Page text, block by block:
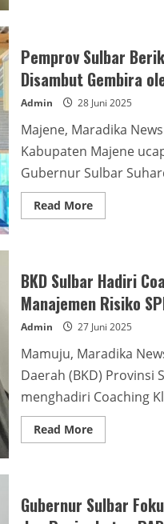
Menunggu
Pertek,
Gubernur
SDK
Lambannya
di
BKN
Pemprov Sulbar
Disambut Gembira
Admin 28 Juni 2025
Majene, Maradika
Kabupaten Majene
Gubernur Sulbar
Read MoreRead
more
Bantuan
Bibit,
Disambut
Gembira
Petani
BKD Sulbar Hadiri
Manajemen Risiko
Admin 27 Juni 2025
Mamuju, Maradika
Daerah (BKD) Provinsi
menghadiri Coaching
Read MoreRead
more
Coaching
Klinik
Penguatan
Gubernur Sulbar